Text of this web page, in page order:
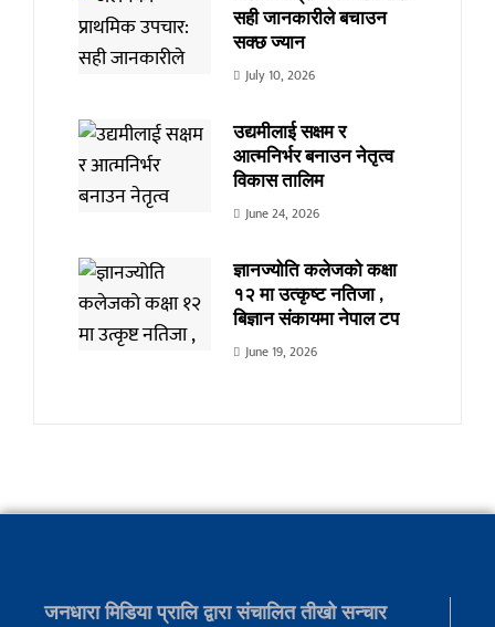
सही जानकारीले बचाउन
सक्छ ज्यान
July 10, 2026
उद्यमीलाई सक्षम र
आत्मनिर्भर बनाउन नेतृत्व
विकास तालिम
June 24, 2026
ज्ञानज्योति कलेजको कक्षा
१२ मा उत्कृष्ट नतिजा ,
बिज्ञान संकायमा नेपाल टप
June 19, 2026
जनधारा मिडिया प्रालि द्वारा संचालित तीखो सन्चार